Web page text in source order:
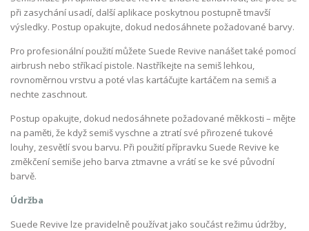
při zasychání usadí, další aplikace poskytnou postupně tmavší
výsledky. Postup opakujte, dokud nedosáhnete požadované barvy.
Pro profesionální použití můžete Suede Revive nanášet také pomocí
airbrush nebo stříkací pistole. Nastříkejte na semiš lehkou,
rovnoměrnou vrstvu a poté vlas kartáčujte kartáčem na semiš a
nechte zaschnout.
Postup opakujte, dokud nedosáhnete požadované měkkosti – mějte
na paměti, že když semiš vyschne a ztratí své přirozené tukové
louhy, zesvětlí svou barvu. Při použití přípravku Suede Revive ke
změkčení semiše jeho barva ztmavne a vrátí se ke své původní
barvě.
Údržba
Suede Revive lze pravidelně používat jako součást režimu údržby,